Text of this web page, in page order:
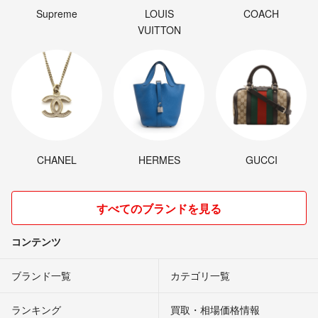
Supreme
LOUIS
VUITTON
COACH
CHANEL HERMES GUCCI
すべてのブランドを見る
コンテンツ
ブランド一覧 カテゴリ一覧
ランキング 買取・相場価格情報